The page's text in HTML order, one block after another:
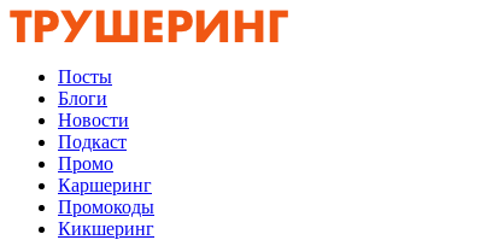
Посты
Блоги
Новости
Подкаст
Промо
Каршеринг
Промокоды
Кикшеринг